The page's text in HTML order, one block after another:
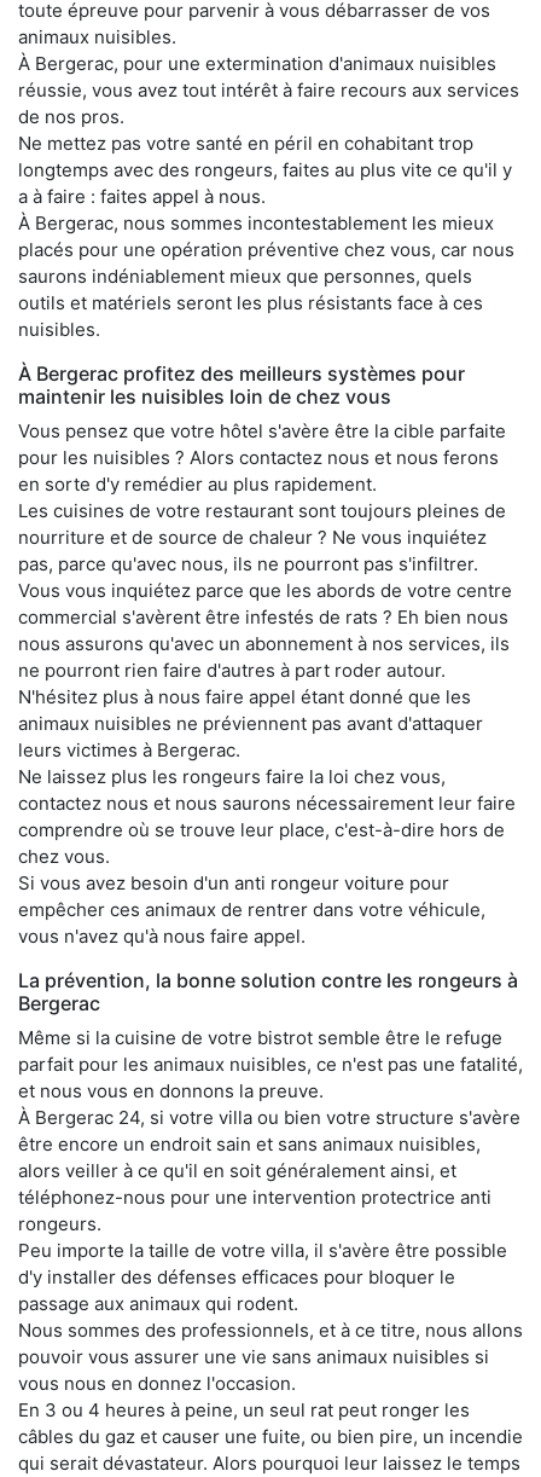
toute épreuve pour parvenir à vous débarrasser de vos
animaux nuisibles.
À Bergerac, pour une extermination d'animaux nuisibles
réussie, vous avez tout intérêt à faire recours aux services
de nos pros.
Ne mettez pas votre santé en péril en cohabitant trop
longtemps avec des rongeurs, faites au plus vite ce qu'il y
a à faire : faites appel à nous.
À Bergerac, nous sommes incontestablement les mieux
placés pour une opération préventive chez vous, car nous
saurons indéniablement mieux que personnes, quels
outils et matériels seront les plus résistants face à ces
nuisibles.
À Bergerac profitez des meilleurs systèmes pour
maintenir les nuisibles loin de chez vous
Vous pensez que votre hôtel s'avère être la cible parfaite
pour les nuisibles ? Alors contactez nous et nous ferons
en sorte d'y remédier au plus rapidement.
Les cuisines de votre restaurant sont toujours pleines de
nourriture et de source de chaleur ? Ne vous inquiétez
pas, parce qu'avec nous, ils ne pourront pas s'infiltrer.
Vous vous inquiétez parce que les abords de votre centre
commercial s'avèrent être infestés de rats ? Eh bien nous
nous assurons qu'avec un abonnement à nos services, ils
ne pourront rien faire d'autres à part roder autour.
N'hésitez plus à nous faire appel étant donné que les
animaux nuisibles ne préviennent pas avant d'attaquer
leurs victimes à Bergerac.
Ne laissez plus les rongeurs faire la loi chez vous,
contactez nous et nous saurons nécessairement leur faire
comprendre où se trouve leur place, c'est-à-dire hors de
chez vous.
Si vous avez besoin d'un anti rongeur voiture pour
empêcher ces animaux de rentrer dans votre véhicule,
vous n'avez qu'à nous faire appel.
La prévention, la bonne solution contre les rongeurs à
Bergerac
Même si la cuisine de votre bistrot semble être le refuge
parfait pour les animaux nuisibles, ce n'est pas une fatalité,
et nous vous en donnons la preuve.
À Bergerac 24, si votre villa ou bien votre structure s'avère
être encore un endroit sain et sans animaux nuisibles,
alors veiller à ce qu'il en soit généralement ainsi, et
téléphonez-nous pour une intervention protectrice anti
rongeurs.
Peu importe la taille de votre villa, il s'avère être possible
d'y installer des défenses efficaces pour bloquer le
passage aux animaux qui rodent.
Nous sommes des professionnels, et à ce titre, nous allons
pouvoir vous assurer une vie sans animaux nuisibles si
vous nous en donnez l'occasion.
En 3 ou 4 heures à peine, un seul rat peut ronger les
câbles du gaz et causer une fuite, ou bien pire, un incendie
qui serait dévastateur. Alors pourquoi leur laissez le temps